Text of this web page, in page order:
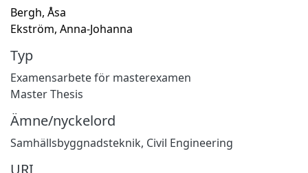
Bergh, Åsa
Ekström, Anna-Johanna
Typ
Examensarbete för masterexamen
Master Thesis
Ämne/nyckelord
Samhällsbyggnadsteknik, Civil Engineering
URI